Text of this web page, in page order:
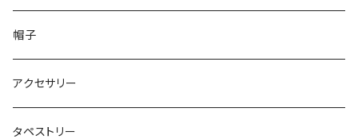
帽子
アクセサリー
タペストリー